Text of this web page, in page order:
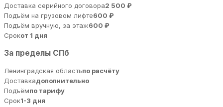
Доставка серийного договора2 500 ₽
Подъём на грузовом лифте600 ₽
Подъём вручную, за этаж600 ₽
Срокот 1 дня
За пределы СПб
Ленинградская областьпо расчёту
Доставкадополнительно
Подъёмпо тарифу
Срок1-3 дня